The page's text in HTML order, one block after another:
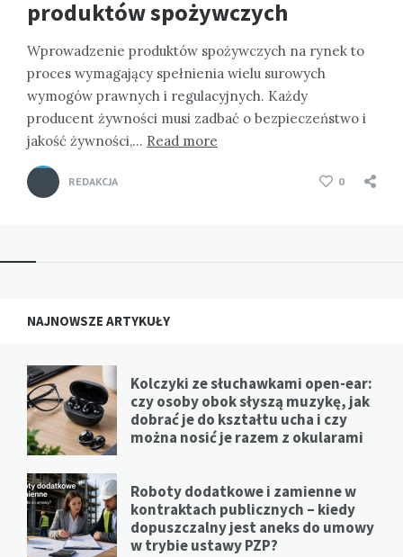
produktów spożywczych
Wprowadzenie produktów spożywczych na rynek to
proces wymagający spełnienia wielu surowych
wymogów prawnych i regulacyjnych. Każdy
producent żywności musi zadbać o bezpieczeństwo i
jakość żywności,… Read more
REDAKCJA 0
NAJNOWSZE ARTYKUŁY
Kolczyki ze słuchawkami open-ear:
czy osoby obok słyszą muzykę, jak
dobrać je do kształtu ucha i czy
można nosić je razem z okularami
Roboty dodatkowe i zamienne w
kontraktach publicznych – kiedy
dopuszczalny jest aneks do umowy
w trybie ustawy PZP?